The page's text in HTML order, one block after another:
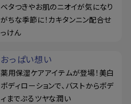
ベタつきやお肌のニオイが気になり
がちな季節に！カキタンニン配合せ
っけん
おっぱい想い
薬用保湿ケアアイテムが登場！美白
ボディローションで、バストからボデ
ィまでぷるツヤな潤い